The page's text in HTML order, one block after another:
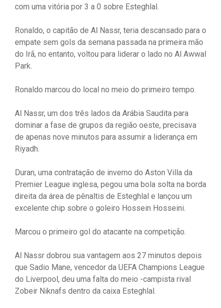
com uma vitória por 3 a 0 sobre Esteghlal.
Ronaldo, o capitão de Al Nassr, teria descansado para o
empate sem gols da semana passada na primeira mão
do Irã, no entanto, voltou para liderar o lado no Al Awwal
Park.
Ronaldo marcou do local no meio do primeiro tempo.
Al Nassr, um dos três lados da Arábia Saudita para
dominar a fase de grupos da região oeste, precisava
de apenas nove minutos para assumir a liderança em
Riyadh.
Duran, uma contratação de inverno do Aston Villa da
Premier League inglesa, pegou uma bola solta na borda
direita da área de pênaltis de Esteghlal e lançou um
excelente chip sobre o goleiro Hossein Hosseini.
Marcou o primeiro gol do atacante na competição.
Al Nassr dobrou sua vantagem aos 27 minutos depois
que Sadio Mane, vencedor da UEFA Champions League
do Liverpool, deu uma falta do meio -campista rival
Zobeir Niknafs dentro da caixa Esteghlal.